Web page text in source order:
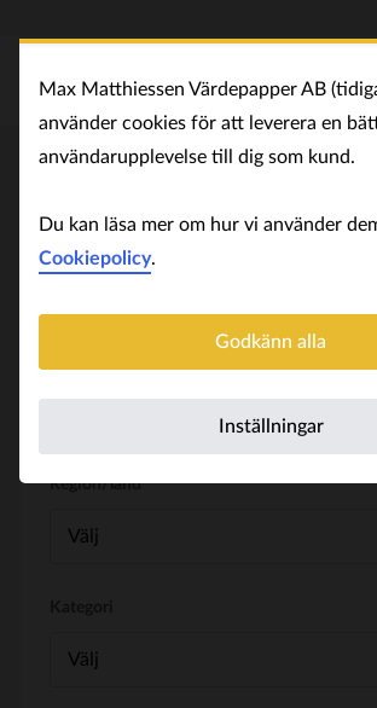
Region/land
Välj
Välj
Max Matthiessen Värdepapper AB
använder cookies för att leverera en
användarupplevelse till dig som kund.
Du kan läsa mer om hur vi använder
Cookiepolicy.
Godkänn alla
Inställningar